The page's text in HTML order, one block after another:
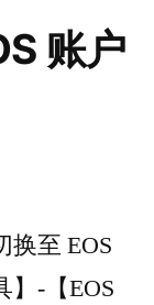
账户
换至 EOS
】-【EOS